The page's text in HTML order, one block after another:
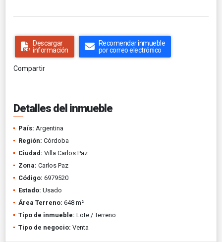
Descargar
información
Recomendar inmueble
por correo electrónico
Compartir
Detalles del inmueble
País: Argentina
Región: Córdoba
Ciudad: Villa Carlos Paz
Zona: Carlos Paz
Código: 6979520
Estado: Usado
Área Terreno: 648 m²
Tipo de inmueble: Lote / Terreno
Tipo de negocio: Venta